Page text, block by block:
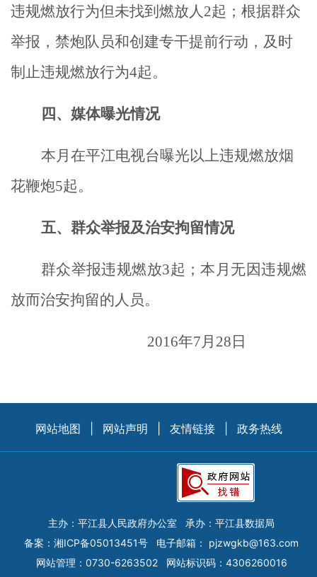
违规燃放行为但未找到燃放人2起；根据群众
举报，禁炮队员和创建专干提前行动，及时
制止违规燃放行为4起。
四、 媒体曝光情况
本月在平江电视台曝光以上违规燃放烟
花鞭炮5起。
五、 群众举报及治安拘留情况
群众举报违规燃放3起；本月无因违规燃
放而治安拘留的人员。
2016年7月28日
网站地图 网站声明 友情链接 政务热线
主办：平江县人民政府办公室
承办：平江县数据局
备案： 湘ICP备05013451号 电子邮箱： pjzwgkb@163.com
网站管理：0730-6263502
网站标识码：4306260016